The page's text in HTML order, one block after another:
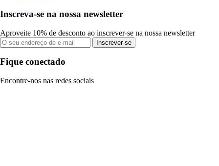
Inscreva-se na nossa newsletter
Aproveite 10% de desconto ao inscrever-se na nossa newsletter
Inscrever-se
Fique conectado
Encontre-nos nas redes sociais